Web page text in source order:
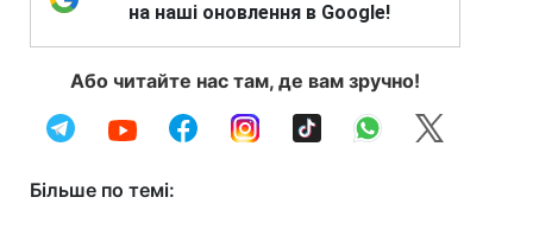
на наші оновлення в Google!
Або читайте нас там, де вам зручно!
Більше по темі: